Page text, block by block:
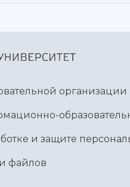
организации
и защите
файлов